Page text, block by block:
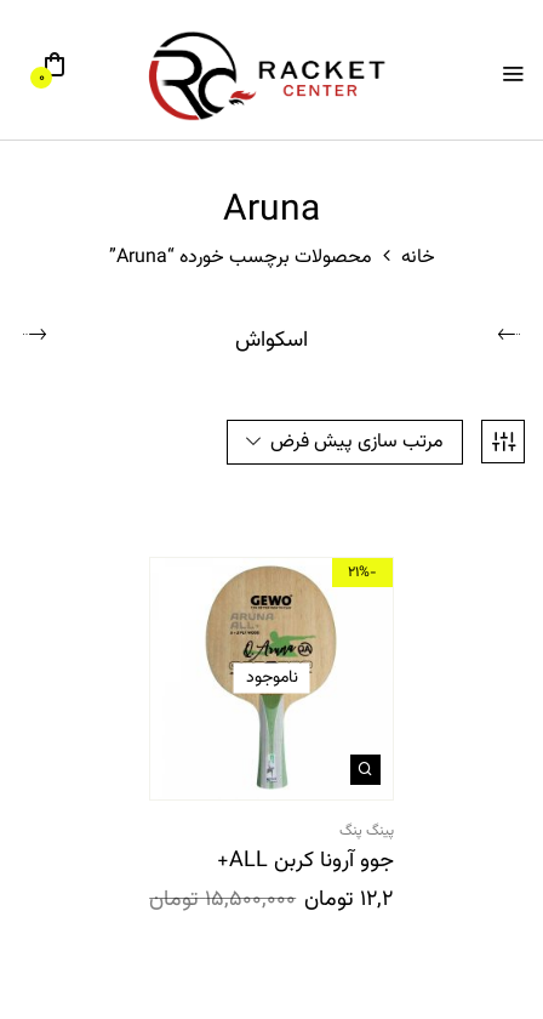
0
Aruna
خانه محصولات برچسب خورده “Aruna”
اسکواش
مرتب سازی پیش فرض
-21%
ناموجود
پینگ پنگ
جوو آرونا کربن ALL+
15,500,000تومان 12,200,000 تومان